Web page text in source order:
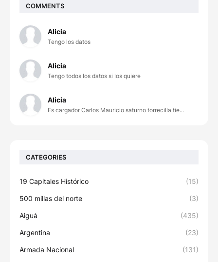
COMMENTS
Alicia
Tengo los datos
Alicia
Tengo todos los datos si los quiere
Alicia
Es cargador Carlos Mauricio saturno torrecilla tie...
CATEGORIES
19 Capitales Histórico (15)
500 millas del norte (3)
Aiguá (435)
Argentina (23)
Armada Nacional (131)